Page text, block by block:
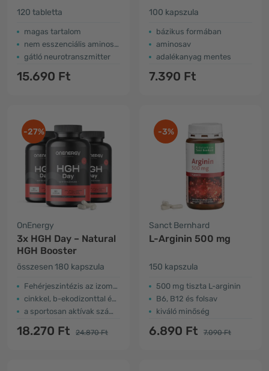
120 tabletta
magas tartalom
nem esszenciális aminosav
gátló neurotranszmitter
15.690 Ft
100 kapszula
bázikus formában
aminosav
adalékanyag mentes
7.390 Ft
-27%
OnEnergy
3x HGH Day – Natural
HGH Booster
összesen 180 kapszula
Fehérjeszintézis az izomban
cinkkel, b-ekodizonttal és aminosavakkal
a sportosan aktívak számára
18.270 Ft 24.870 Ft
-3%
Sanct Bernhard
L-Arginin 500 mg
150 kapszula
500 mg tiszta L-arginin
B6, B12 és folsav
kiváló minőség
6.890 Ft 7.090 Ft